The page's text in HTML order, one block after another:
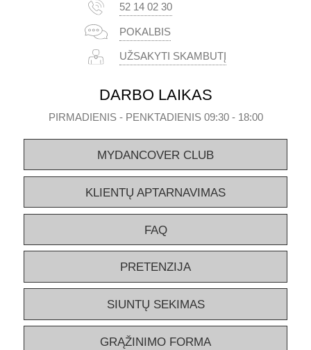
52 14 02 30
POKALBIS
UŽSAKYTI SKAMBUTĮ
DARBO LAIKAS
PIRMADIENIS - PENKTADIENIS 09:30 - 18:00
MYDANCOVER CLUB
KLIENTŲ APTARNAVIMAS
FAQ
PRETENZIJA
SIUNTŲ SEKIMAS
GRĄŽINIMO FORMA